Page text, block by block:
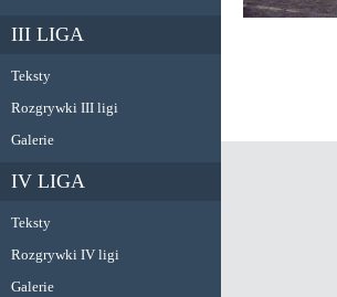
III LIGA
Teksty
Rozgrywki III ligi
Galerie
IV LIGA
Teksty
Rozgrywki IV ligi
Galerie